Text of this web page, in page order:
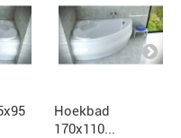
Hoekbad
170x110...